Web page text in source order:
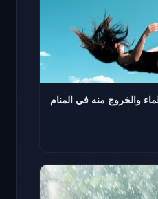
والخروج منه في المنام